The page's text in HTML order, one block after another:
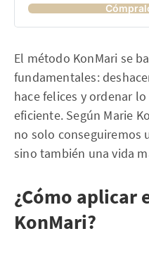
El método KonMari se
fundamentales:
hace felices y ordenar
eficiente. Según Marie
no solo conseguiremos
sino también una vida
¿Cómo aplicar
KonMari?